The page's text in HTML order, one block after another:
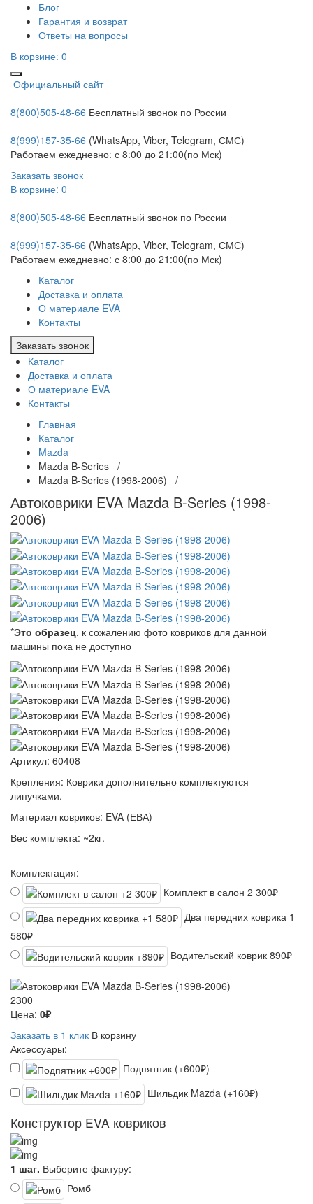
Блог
Гарантия и возврат
Ответы на вопросы
В корзине: 0
Официальный сайт
8(800)505-48-66 Бесплатный звонок по России
8(999)157-35-66 (WhatsApp, Viber, Telegram, СМС)
Работаем ежедневно: с 8:00 до 21:00(по Мск)
Заказать звонок
В корзине: 0
8(800)505-48-66 Бесплатный звонок по России
8(999)157-35-66 (WhatsApp, Viber, Telegram, СМС)
Работаем ежедневно: с 8:00 до 21:00(по Мск)
Каталог
Доставка и оплата
О материале EVA
Контакты
Заказать звонок
Каталог
Доставка и оплата
О материале EVA
Контакты
Главная
Каталог
Mazda
Mazda B-Series /
Mazda B-Series (1998-2006) /
Автоковрики EVA Mazda B-Series (1998-
2006)
*Это образец, к сожалению фото ковриков для данной
машины пока не доступно
Артикул: 60408
Крепления: Коврики дополнительно комплектуются
липучками.
Материал ковриков: EVA (ЕВА)
Вес комплекта: ~2кг.
Комплектация:
Комплект в салон 2 300₽
Два передних коврика 1
580₽
Водительский коврик 890₽
2300
Цена: 0₽
Заказать в 1 клик В корзину
Аксессуары:
Подпятник (+600₽)
Шильдик Mazda (+160₽)
Конструктор EVA ковриков
1 шаг. Выберите фактуру:
Ромб